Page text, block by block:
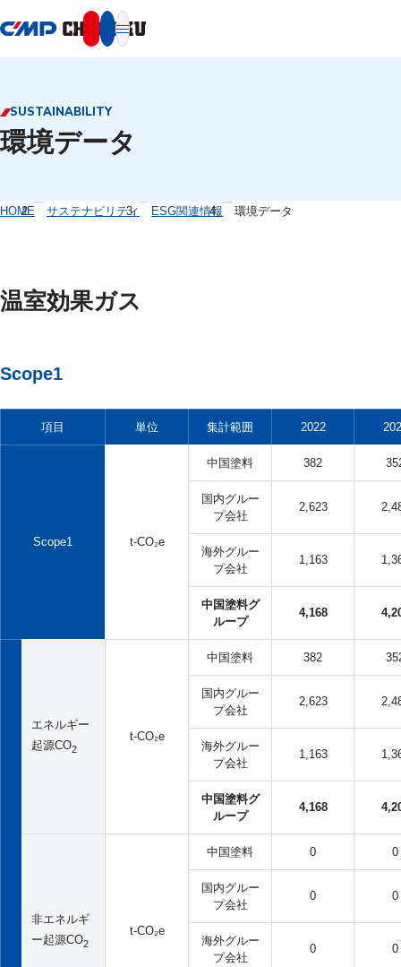
SUSTAINABILITY
環境データ
HOME サステナビリティ ESG関連情報 環境データ
温室効果ガス
Scope1
項目 単位 集計範囲 2022
Scope1 t-CO₂e
中国塗料 382
国内グルー
プ会社
2,623
海外グルー
プ会社
1,163
中国塗料グ
ループ
4,168
エネルギー
起源CO2
t-CO₂e
中国塗料 382
国内グルー
プ会社
2,623
海外グルー
プ会社
1,163
中国塗料グ
ループ
4,168
非エネルギ
ー起源CO2
t-CO₂e
中国塗料 0 0
国内グルー
プ会社
0 0
海外グルー
プ会社
0 0